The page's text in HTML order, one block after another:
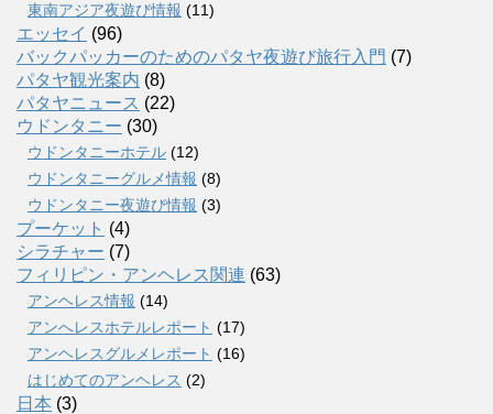
東南アジア夜遊び情報 (11)
エッセイ (96)
バックパッカーのためのパタヤ夜遊び旅行入門 (7)
パタヤ観光案内 (8)
パタヤニュース (22)
ウドンタニー (30)
ウドンタニーホテル (12)
ウドンタニーグルメ情報 (8)
ウドンタニー夜遊び情報 (3)
プーケット (4)
シラチャー (7)
フィリピン・アンヘレス関連 (63)
アンヘレス情報 (14)
アンへレスホテルレポート (17)
アンヘレスグルメレポート (16)
はじめてのアンヘレス (2)
日本 (3)